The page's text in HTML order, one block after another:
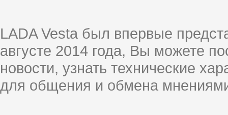
LADA Vesta был впервые
августе 2014 года, Вы можете
новости, узнать технические
для общения и обмена